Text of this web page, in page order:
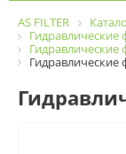
AS FILTER
Гидравлические
Гидравлические
Гидравлические